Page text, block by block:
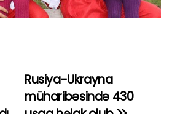
Rusiya-Ukrayna
müharibəsində 430